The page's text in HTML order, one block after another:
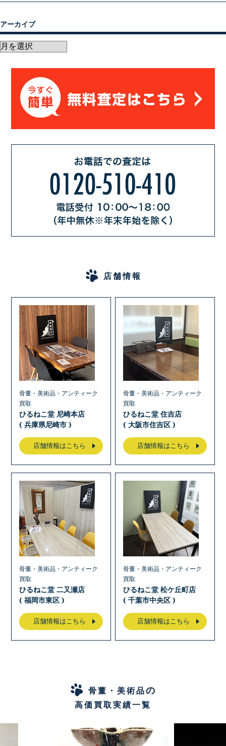
アーカイブ
店舗情報
骨董・美術品・アンティーク
買取
ひるねこ堂 尼崎本店
( 兵庫県尼崎市 )
店舗情報はこちら
骨董・美術品・アンティーク
買取
ひるねこ堂 住吉店
( 大阪市住吉区 )
店舗情報はこちら
骨董・美術品・アンティーク
買取
ひるねこ堂 二又瀬店
( 福岡市東区 )
店舗情報はこちら
骨董・美術品・アンティーク
買取
ひるねこ堂 松ケ丘町店
( 千葉市中央区 )
店舗情報はこちら
骨董・美術品の
高価買取実績一覧